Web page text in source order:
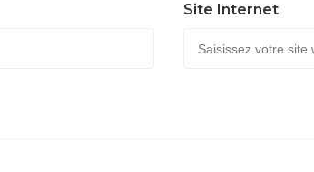
Site Internet